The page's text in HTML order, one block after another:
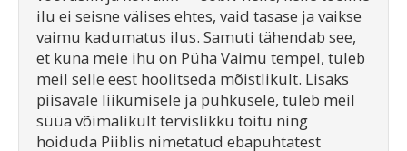
ilu ei seisne välises ehtes, vaid tasase ja vaikse
vaimu kadumatus ilus. Samuti tähendab see,
et kuna meie ihu on Püha Vaimu tempel, tuleb
meil selle eest hoolitseda mõistlikult. Lisaks
piisavale liikumisele ja puhkusele, tuleb meil
süüa võimalikult tervislikku toitu ning
hoiduda Piiblis nimetatud ebapuhtatest